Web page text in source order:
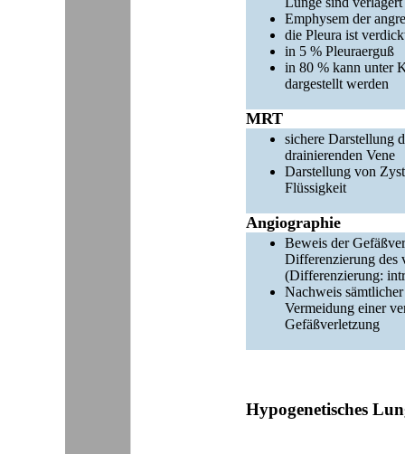
Emphysem der
die Pleura ist
in 5 % Pleuraerguß
in 80 % kann unter
dargestellt werden
MRT
sichere Darstellung
drainierenden Vene
Darstellung von
Flüssigkeit
Angiographie
Beweis der
Differenzierung des
(Differenzierung:
Nachweis
Vermeidung einer
Gefäßverletzung
Hypogenetisches